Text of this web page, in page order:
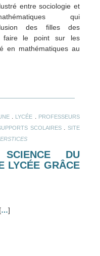
entre sociologie et
qui
des filles des
faire le point sur les
en mathématiques au
. LYCÉE
PROFESSEURS
SCOLAIRES. SITE
SCIENCE DU
LYCÉE GRÂCE
[…]